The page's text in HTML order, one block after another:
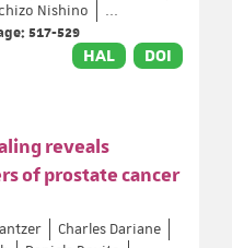
Nishino
...
517-529
HAL DOI
reveals
of prostate cancer
Charles Dariane